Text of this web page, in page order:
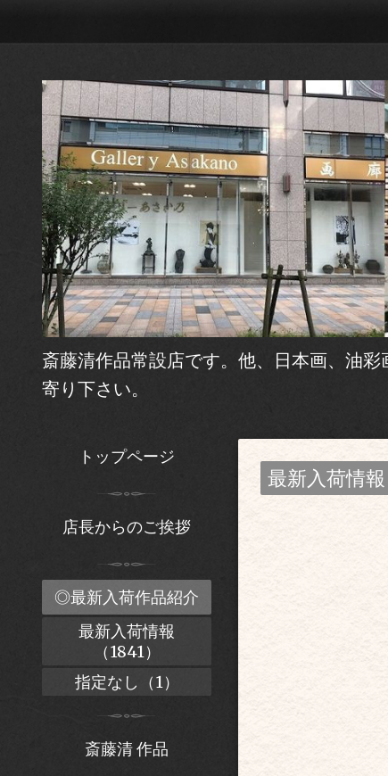
斎藤清作品常設店です。他、日本画、油
寄り下さい。
最新入荷情報
トップページ
店長からのご挨拶
◎最新入荷作品紹介
最新入荷情報
（1841）
指定なし（1）
斎藤清 作品